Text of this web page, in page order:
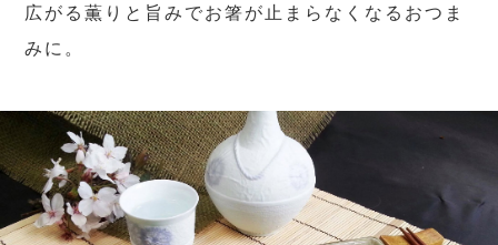
広がる薫りと旨みでお箸が止まらなくなるおつま
みに。